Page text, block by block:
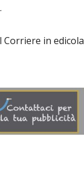
in edicola